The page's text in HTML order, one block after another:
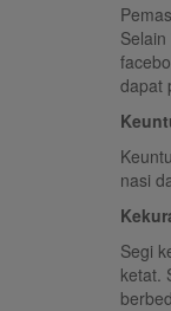
dapat
nasi
Segi
ketat.